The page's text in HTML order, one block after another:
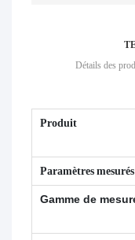
Détails des
Produit
Paramètres mesurés
Gamme de